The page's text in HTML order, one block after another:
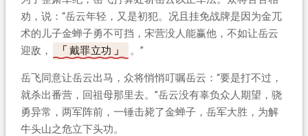
劝，说：“岳云年轻，又是初犯。况且挂免战牌是因为金兀
术的儿子金蝉子勇不可挡，宋营没人能赢他，不如让岳云
迎敌，
戴罪立功 。”
岳飞同意让岳云出马，众将悄悄叮嘱岳云：“要是打不过，
就杀出番营，回祖母那里去。”岳云没有辜负众人期望，骁
勇异常，两军阵前，一锤击毙了金蝉子，岳军大胜，为解
牛头山之危立下头功。